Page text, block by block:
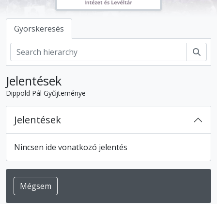
Gyorskeresés
Jelentések
Dippold Pál Gyűjteménye
Jelentések
Nincsen ide vonatkozó jelentés
Mégsem